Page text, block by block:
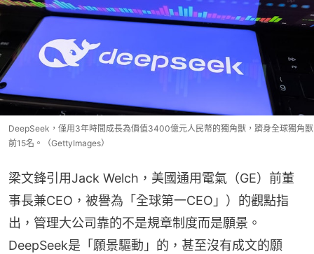
DeepSeek，僅用3年時間成長為價值3400億元人民幣的獨角獸，躋身全球獨角獸
前15名。（GettyImages）
梁文鋒引用Jack Welch，美國通用電氣（GE）前董
事長兼CEO，被譽為「全球第一CEO」）的觀點指
出，管理大公司靠的不是規章制度而是願景。
DeepSeek是「願景驅動」的，甚至沒有成文的願